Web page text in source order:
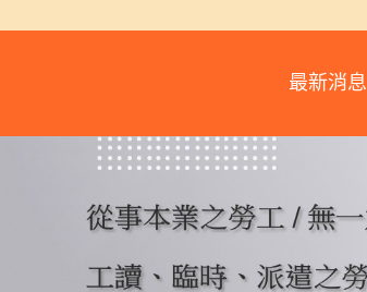
最新消息